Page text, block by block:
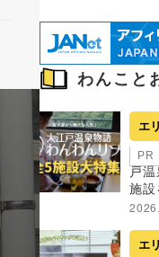
わんこと
エ
PR
戸
施設
エ